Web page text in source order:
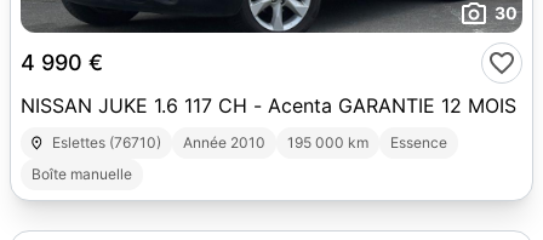
30
4 990 €
NISSAN JUKE 1.6 117 CH - Acenta GARANTIE 12 MOIS
Eslettes (76710) Année 2010 195 000 km
Essence
Boîte manuelle